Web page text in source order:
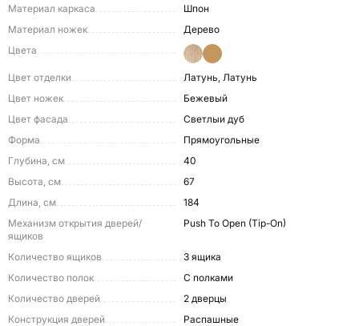
Материал каркаса
Шпон
Материал ножек
Дерево
Цвета
Цвет отделки
Латунь, Латунь
Цвет ножек
Бежевый
Цвет фасада
Светлыи дуб
Форма
Прямоугольные
Глубина, см
40
Высота, см
67
Длина, см
184
Механизм открытия дверей/
ящиков
Push To Open (Tip-On)
Количество ящиков
3 ящика
Количество полок
С полками
Количество дверей
2 дверцы
Конструкция дверей
Распашные